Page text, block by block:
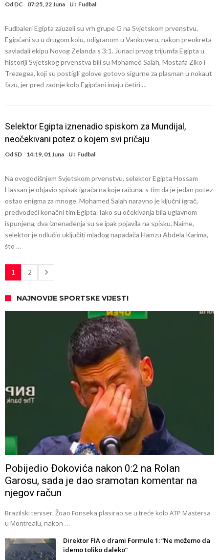
Od DC 07:25, 22 Juna U : Fudbal
Fudbaleri Egipta zauzeli su vrh grupe G na Svjetskom prvenstvu.
Egipćani su u drugom kolu, odigranom u Vankuveru, nakon preokreta
savladali ekipu Novog Zelanda s 3:1. Junaci prvog trijumfa Egipta u
historiji Svjetskog prvenstva bili su Mohamed Salah, Mostafa Ziko i
Trezegea, koji su postigli golove gotovo sigurne za plasman u nokaut
fazu, jer pred zadnje kolo Egipćani imaju četiri …
Selektor Egipta iznenadio spiskom za Mundijal,
neočekivani potez o kojem svi pričaju
Od SD 14:19, 01 Juna U : Fudbal
Na ovogodišnjem Svjetskom prvenstvu, selektor Egipta Hossam
Hassan je objavio spisak igrača na koje računa, s tim da je jedan potez
ostao enigma za mnoge. Mohamed Salah naravno je ključni igrač,
predvodeći konačni tim Egipta. Iako su očekivanja bila uglavnom
ispunjena, dva iznenađenja su se ipak pojavila na spisku. Naime,
selektor je odlučio uključiti mladog napadača Hamzu Abdela Karima,
što …
1 2
NAJNOVIJE SPORTSKE VIJESTI
Pobijedio Đokovića nakon 0:2 na Rolan
Garosu, sada je dao sramotan komentar na
njegov račun
Brazilski teniser, Žoao Fonseka plasirao se u treće kolo ATP Mastersa
u Montrealu, nakon …
Direktor FIA o drami Formule 1: “Ne možemo da
idemo toliko daleko”